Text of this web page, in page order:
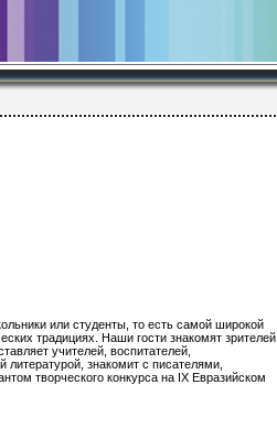
или студенты, то есть самой широкой
традициях. Наши гости знакомят зрителей
учителей, воспитателей,
знакомит с писателями,
творческого конкурса на IХ Евразийском